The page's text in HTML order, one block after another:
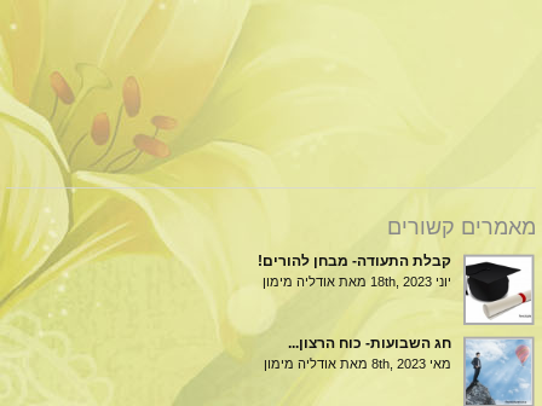
מאמרים קשורים
קבלת התעודה- מבחן להורים!
יוני 18th, 2023 מאת אודליה מימון
חג השבועות- כוח הרצון...
מאי 8th, 2023 מאת אודליה מימון